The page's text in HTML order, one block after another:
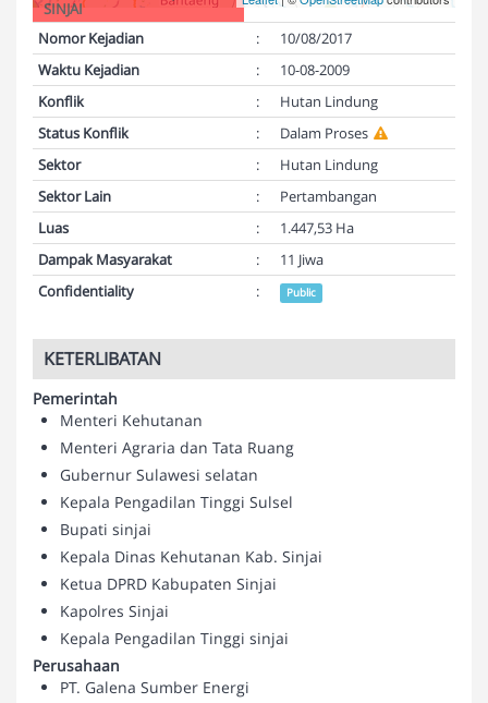
SINJAI
Nomor Kejadian
:
10/08/2017
Waktu Kejadian
:
10-08-2009
Konflik
:
Hutan Lindung
Status Konflik
:
Dalam Proses
Sektor
:
Hutan Lindung
Sektor Lain
:
Pertambangan
Luas
:
1.447,53 Ha
Dampak Masyarakat
:
11 Jiwa
Confidentiality
: Public
KETERLIBATAN
Pemerintah
Menteri Kehutanan
Menteri Agraria dan Tata Ruang
Gubernur Sulawesi selatan
Kepala Pengadilan Tinggi Sulsel
Bupati sinjai
Kepala Dinas Kehutanan Kab. Sinjai
Ketua DPRD Kabupaten Sinjai
Kapolres Sinjai
Kepala Pengadilan Tinggi sinjai
Perusahaan
PT. Galena Sumber Energi